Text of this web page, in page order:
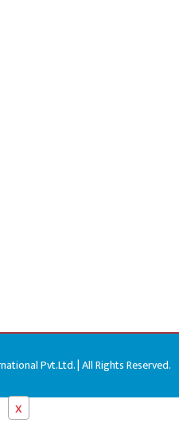
x
Pvt.Ltd. | All Rights Reserved.